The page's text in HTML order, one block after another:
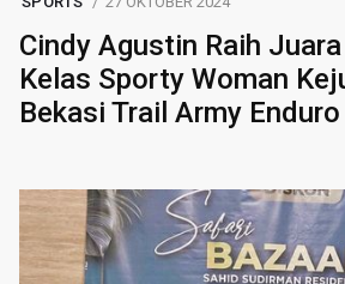
Cindy Agustin Raih
Kelas Sporty Woman
Bekasi Trail Army